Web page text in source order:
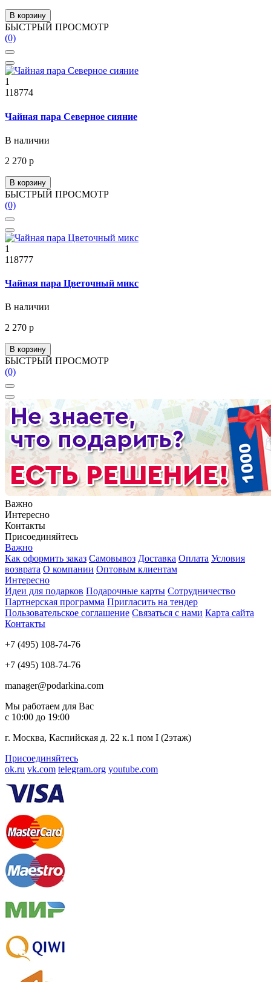
В корзину
БЫСТРЫЙ ПРОСМОТР
(0)
1
118774
Чайная пара Северное сияние
В наличии
2 270 р
В корзину
БЫСТРЫЙ ПРОСМОТР
(0)
1
118777
Чайная пара Цветочный микс
В наличии
2 270 р
В корзину
БЫСТРЫЙ ПРОСМОТР
(0)
Важно
Интересно
Контакты
Присоединяйтесь
Важно
Как оформить заказ Самовывоз Доставка Оплата Условия
возврата О компании Оптовым клиентам
Интересно
Идеи для подарков Подарочные карты Сотрудничество
Партнерская программа Пригласить на тендер
Пользовательское соглашение Связаться с нами Карта сайта
Контакты
+7 (495) 108-74-76
+7 (495) 108-74-76
manager@podarkina.com
Мы работаем для Вас
с 10:00 до 19:00
г. Москва, Каспийская д. 22 к.1 пом I (2этаж)
Присоединяйтесь
ok.ru vk.com telegram.org youtube.com